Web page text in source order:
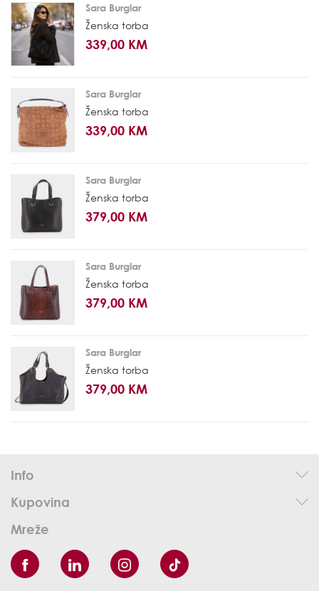
Sara Burglar
Ženska torba
339,00 KM
Sara Burglar
Ženska torba
339,00 KM
Sara Burglar
Ženska torba
379,00 KM
Sara Burglar
Ženska torba
379,00 KM
Sara Burglar
Ženska torba
379,00 KM
Info
Kupovina
Mreže